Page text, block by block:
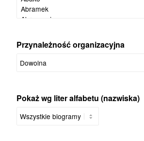
Przynależność organizacyjna
Pokaż wg liter alfabetu (nazwiska)